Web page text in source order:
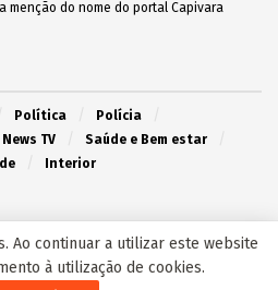
a menção do nome do portal Capivara
Política
Polícia
TV
Saúde e Bem estar
Interior
Ao continuar a utilizar este website
à utilização de cookies.